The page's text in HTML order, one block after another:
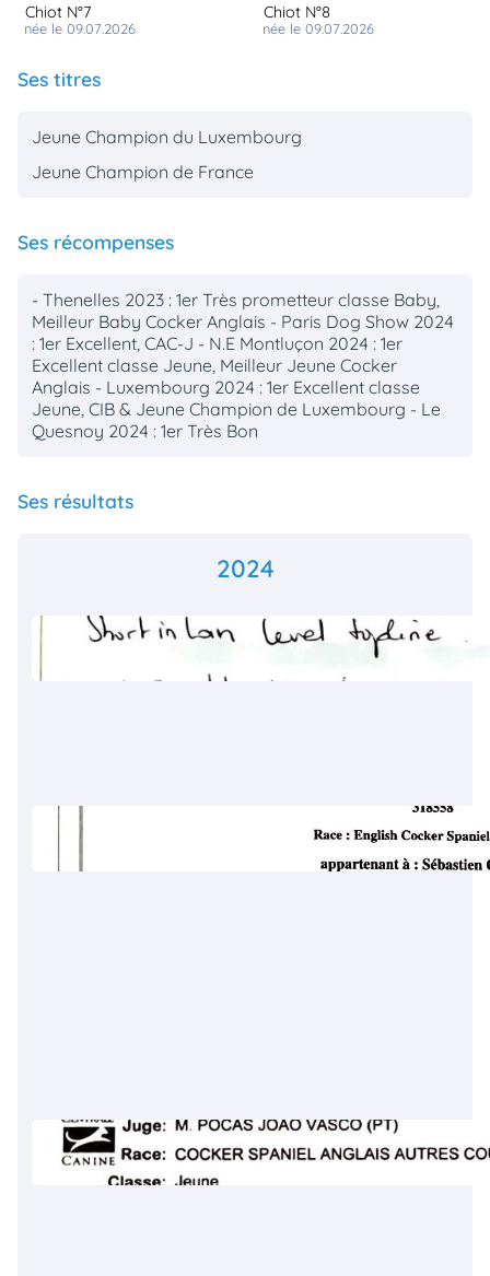
Chiot N°7
née le 09.07.2026
Chiot N°8
née le 09.07.2026
Ses titres
Jeune Champion du Luxembourg
Jeune Champion de France
Ses récompenses
- Thenelles 2023 : 1er Très prometteur classe Baby,
Meilleur Baby Cocker Anglais - Paris Dog Show 2024
: 1er Excellent, CAC-J - N.E Montluçon 2024 : 1er
Excellent classe Jeune, Meilleur Jeune Cocker
Anglais - Luxembourg 2024 : 1er Excellent classe
Jeune, CIB & Jeune Champion de Luxembourg - Le
Quesnoy 2024 : 1er Très Bon
Ses résultats
2024